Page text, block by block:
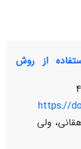
از روش
https://
ولی